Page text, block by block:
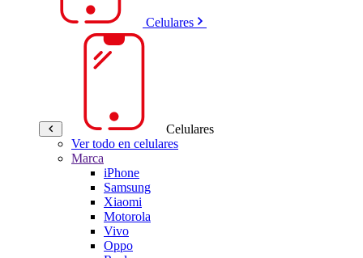
Celulares
Celulares
Ver todo en celulares
Marca
iPhone
Samsung
Xiaomi
Motorola
Vivo
Oppo